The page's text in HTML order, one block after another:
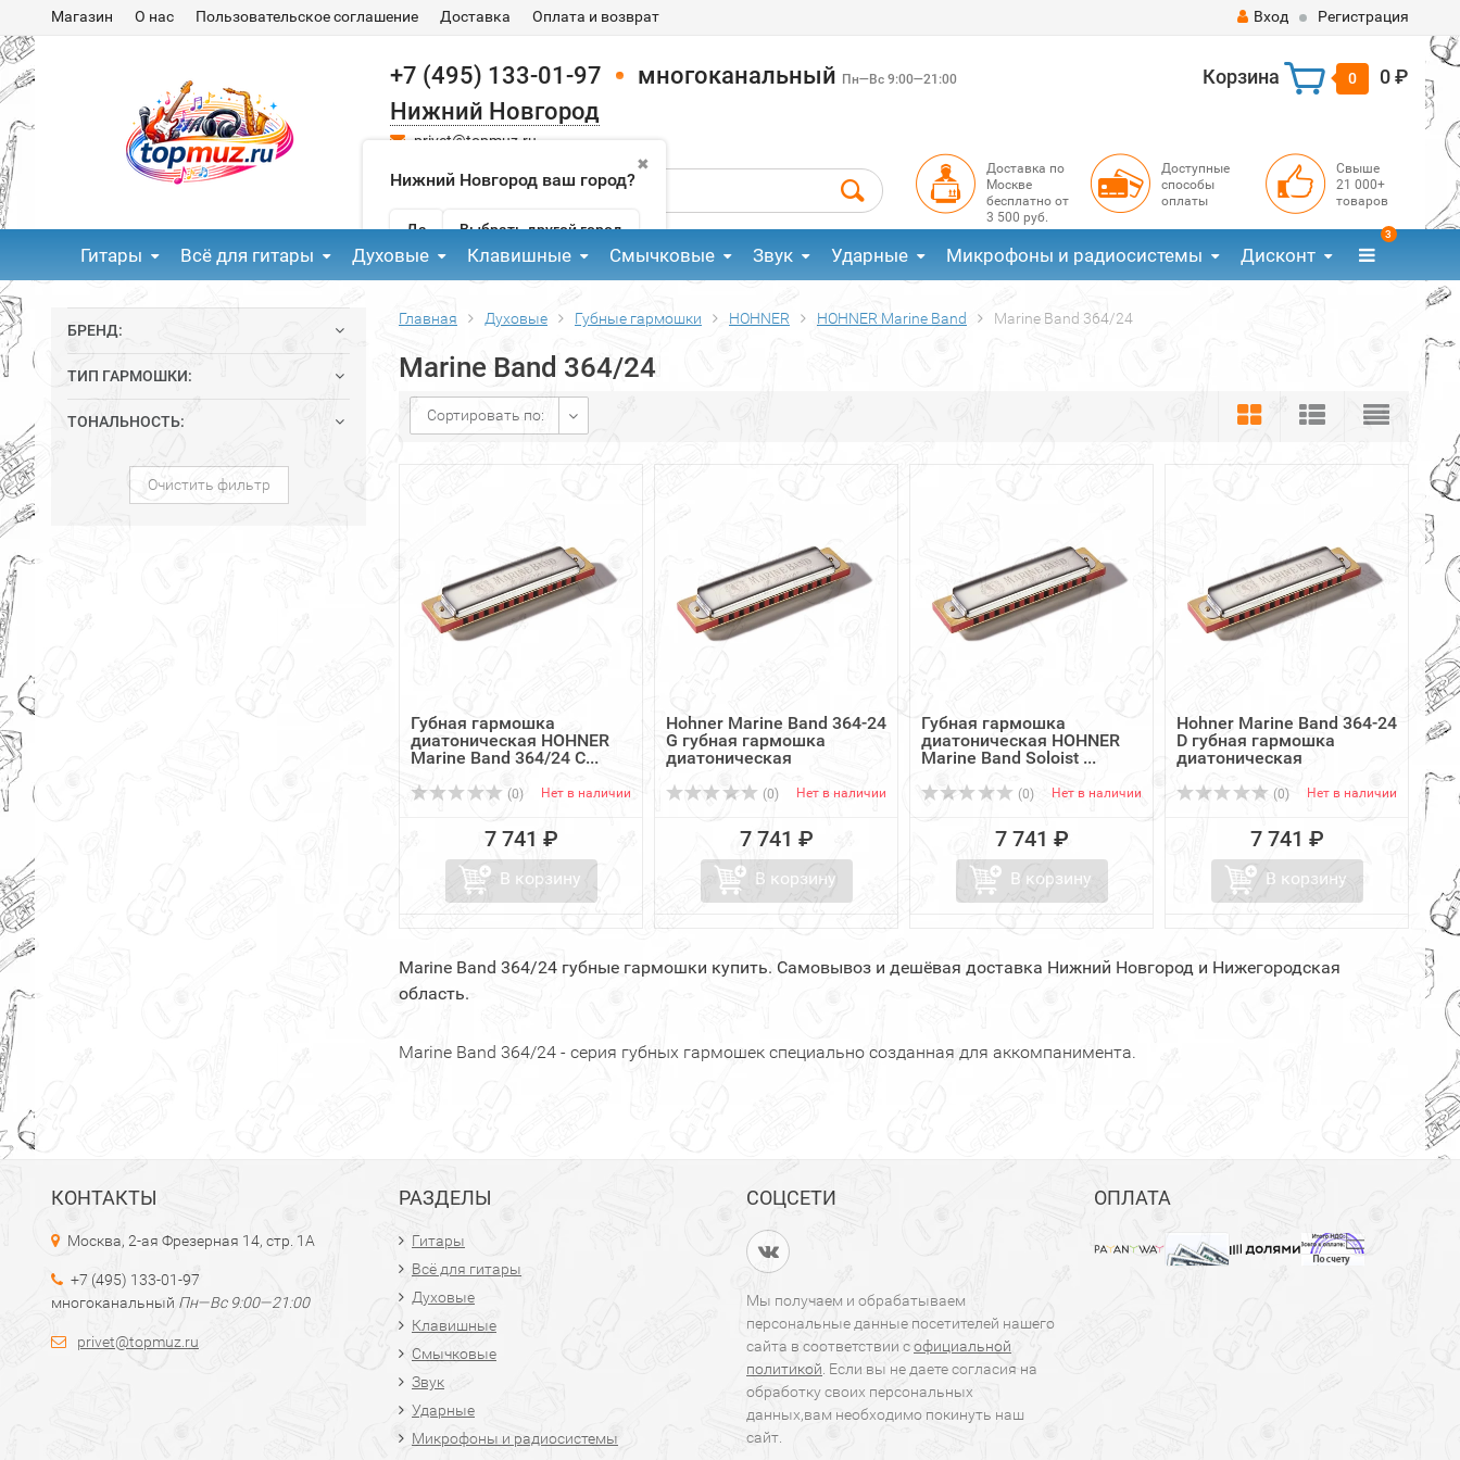
Магазин О нас Пользовательское соглашение Доставка Оплата и возврат Вход Регистрация
+7 (495) 133-01-97 многоканальный Пн—Вс 9:00—21:00
Нижний Новгород
✖
Нижний Новгород ваш город?
Да Выбрать другой город
privet@topmuz.ru
Корзина 0 0 ₽
Доставка по
Москве
бесплатно от
3 500 руб.
Доступные
способы
оплаты
Свыше
21 000+
товаров
Гитары Всё для гитары Духовые Клавишные Смычковые Звук Ударные Микрофоны и радиосистемы Дисконт
3
БРЕНД:
ТИП ГАРМОШКИ:
ТОНАЛЬНОСТЬ:
Очистить фильтр
Главная Духовые Губные гармошки HOHNER HOHNER Marine Band Marine Band 364/24
Marine Band 364/24
Сортировать по:
Губная гармошка
диатоническая HOHNER
Marine Band 364/24 C...
(0) Нет в наличии
7 741 ₽
В корзину
Hohner Marine Band 364-24
G губная гармошка
диатоническая
(0) Нет в наличии
7 741 ₽
В корзину
Губная гармошка
диатоническая HOHNER
Marine Band Soloist ...
(0) Нет в наличии
7 741 ₽
В корзину
Hohner Marine Band 364-24
D губная гармошка
диатоническая
(0) Нет в наличии
7 741 ₽
В корзину
Marine Band 364/24 губные гармошки купить. Самовывоз и дешёвая доставка Нижний Новгород и Нижегородская
область.
Marine Band 364/24 - серия губных гармошек специально созданная для аккомпанимента.
КОНТАКТЫ
Москва, 2-ая Фрезерная 14, стр. 1А
+7 (495) 133-01-97
многоканальный Пн—Вс 9:00—21:00
privet@topmuz.ru
РАЗДЕЛЫ
Гитары
Всё для гитары
Духовые
Клавишные
Смычковые
Звук
Ударные
Микрофоны и радиосистемы
СОЦСЕТИ
Мы получаем и обрабатываем
персональные данные посетителей нашего
сайта в соответствии софициальной
политикой . Если вы не даете согласия на
обработку своих персональных
данных,вам необходимо покинуть наш
сайт.
ОПЛАТА